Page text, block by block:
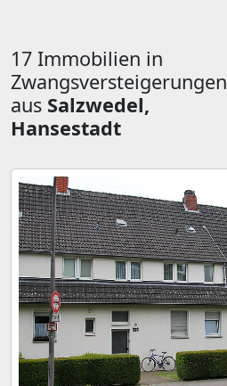
17 Immobilien in
Zwangsversteigerungen
aus Salzwedel,
Hansestadt